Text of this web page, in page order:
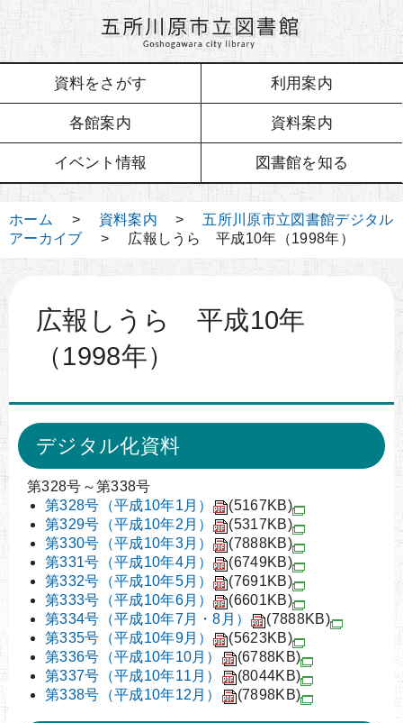
資料をさがす 利用案内
各館案内 資料案内
イベント情報 図書館を知る
ホーム > 資料案内 > 五所川原市立図書館デジタル
アーカイブ > 広報しうら 平成10年（1998年）
広報しうら 平成10年
（1998年）
デジタル化資料
第328号～第338号
第328号（平成10年1月）
(5167KB)
第329号（平成10年2月）
(5317KB)
第330号（平成10年3月）
(7888KB)
第331号（平成10年4月）
(6749KB)
第332号（平成10年5月）
(7691KB)
第333号（平成10年6月）
(6601KB)
第334号（平成10年7月・8月）
(7888KB)
第335号（平成10年9月）
(5623KB)
第336号（平成10年10月）
(6788KB)
第337号（平成10年11月）
(8044KB)
第338号（平成10年12月）
(7898KB)